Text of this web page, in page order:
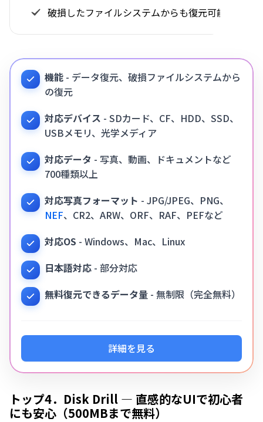
破損したファイルシステムからも復元可能
機能 - データ復元、破損ファイルシステムから
の復元
対応デバイス - SDカード、CF、HDD、SSD、
USBメモリ、光学メディア
対応データ - 写真、動画、ドキュメントなど
700種類以上
対応写真フォーマット - JPG/JPEG、PNG、
NEF、CR2、ARW、ORF、RAF、PEFなど
対応OS - Windows、Mac、Linux
日本語対応 - 部分対応
無料復元できるデータ量 - 無制限（完全無料）
詳細を見る
トップ4．Disk Drill — 直感的なUIで初心者
にも安心（500MBまで無料）